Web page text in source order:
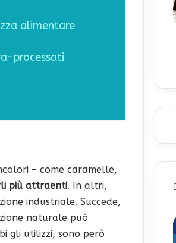
alimentare
processati
– come caramelle,
più attraenti. In altri,
industriale. Succede,
naturale può
gli utilizzi, sono però